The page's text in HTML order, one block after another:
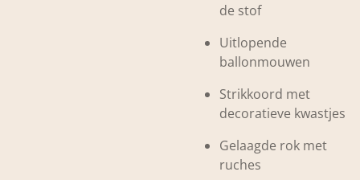
de stof
Uitlopende
ballonmouwen
Strikkoord met
decoratieve kwastjes
Gelaagde rok met
ruches